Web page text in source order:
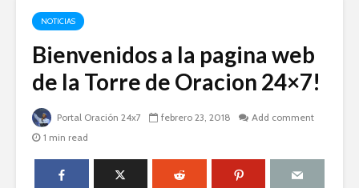
NOTICIAS
Bienvenidos a la pagina web
de la Torre de Oracion 24×7!
Portal Oración 24x7 febrero 23, 2018
Add comment
1 min read